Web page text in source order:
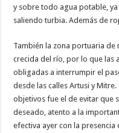
y sobre todo agua potable,
saliendo turbia. Además de
También la zona portuaria de
crecida del río, por lo que las
obligadas a interrumpir el
desde las calles Artusi y
objetivos fue el de evitar que
deseado, atento a la
efectiva ayer con la